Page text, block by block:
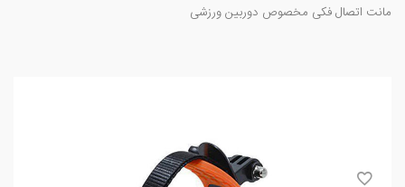
مانت اتصال فکی مخصوص دوربین ورزشی